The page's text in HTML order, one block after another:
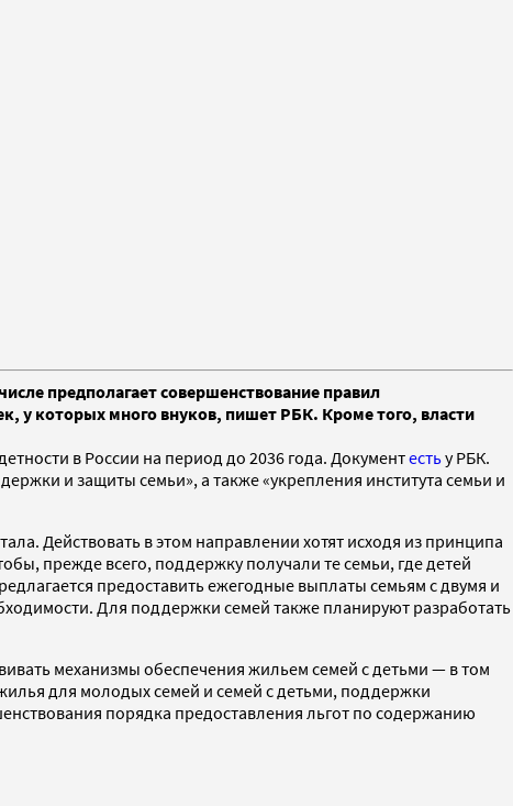
предполагает совершенствование правил
у которых много внуков, пишет РБК. Кроме того, власти
в России на период до 2036 года. Документестьу РБК.
и защиты семьи», а также «укрепления института семьи и
Действовать в этом направлении хотят исходя из принципа
прежде всего, поддержку получали те семьи, где детей
предоставить ежегодные выплаты семьям с двумя и
Для поддержки семей также планируют разработать
механизмы обеспечения жильем семей с детьми — в том
для молодых семей и семей с детьми, поддержки
порядка предоставления льгот по содержанию